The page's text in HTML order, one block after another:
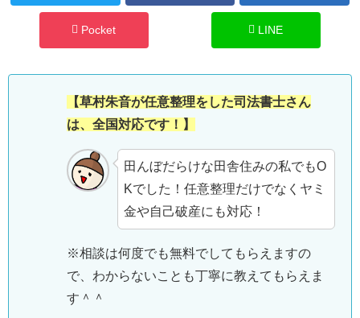
Pocket LINE
【草村朱音が任意整理をした司法書士さん
は、全国対応です！】
田んぼだらけな田舎住みの私でもO
Kでした！任意整理だけでなくヤミ
金や自己破産にも対応！
※相談は何度でも無料でしてもらえますの
で、わからないことも丁寧に教えてもらえま
す＾＾